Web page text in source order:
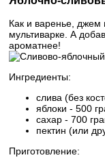
Как и варенье, джем
мультиварке. А
ароматнее!
Ингредиенты:
слива (без
яблоки - 500
сахар - 700
пектин (или
Приготовление: